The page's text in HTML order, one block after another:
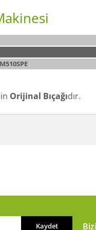
Orijinal Bıçağıdır.
Kaydet